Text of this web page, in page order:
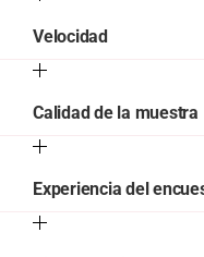
Velocidad
Calidad de la muestra
Experiencia del